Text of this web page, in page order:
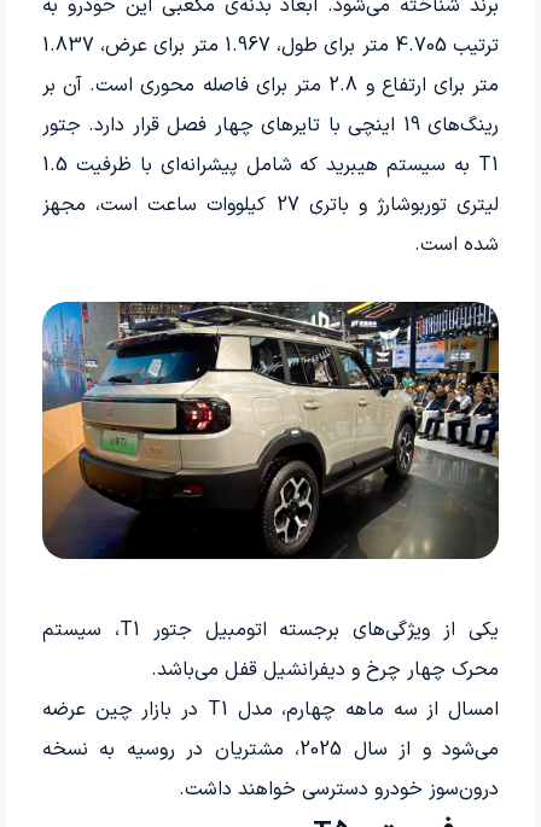
برند شناخته می‌شود. ابعاد بدنه‌ی مکعبی این خودرو به
ترتیب 4.705 متر برای طول، 1.967 متر برای عرض، 1.837
متر برای ارتفاع و 2.8 متر برای فاصله محوری است. آن بر
رینگ‌های 19 اینچی با تایرهای چهار فصل قرار دارد. جتور
T1 به سیستم هیبرید که شامل پیشرانه‌ای با ظرفیت 1.5
لیتری توربوشارژ و باتری 27 کیلووات ساعت است، مجهز
شده است.
یکی از ویژگی‌های برجسته اتومبیل جتور T1، سیستم
محرک چهار چرخ و دیفرانشیل قفل می‌باشد.
امسال از سه ماهه چهارم، مدل T1 در بازار چین عرضه
می‌شود و از سال 2025، مشتریان در روسیه به نسخه
درون‌سوز خودرو دسترسی خواهند داشت.